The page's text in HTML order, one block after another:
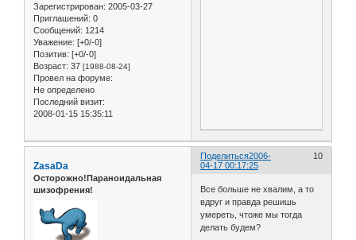
Зарегистрирован: 2005-03-27
Приглашений: 0
Сообщений: 1214
Уважение: [+0/-0]
Позитив: [+0/-0]
Возраст: 37 [1988-08-24]
Провел на форуме:
Не определено
Последний визит:
2008-01-15 15:35:11
Поделиться 10
2006-
04-17 00:17:25
ZasaDa
Осторожно!Параноидальная
шизофрения!
Все больше не хвалим, а то
вдруг и правда решишь
умереть, чтоже мы тогда
делать будем?